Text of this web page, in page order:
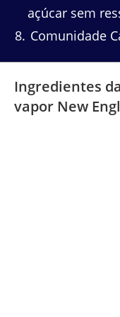
açúcar sem
8 Comunidade
Ingredientes
vapor New